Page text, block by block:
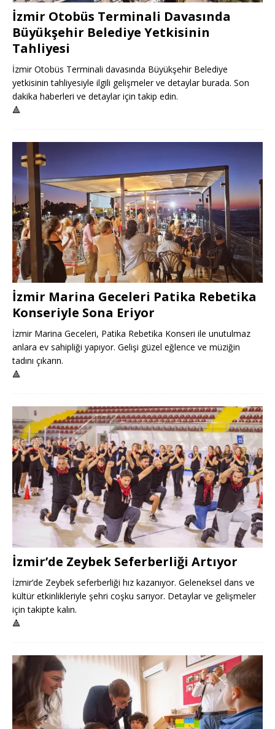
İzmir Otobüs Terminali Davasında
Büyükşehir Belediye Yetkisinin
Tahliyesi
İzmir Otobüs Terminali davasında Büyükşehir Belediye
yetkisinin tahliyesiyle ilgili gelişmeler ve detaylar burada. Son
dakika haberleri ve detaylar için takip edin.
🔺
İzmir Marina Geceleri Patika Rebetika
Konseriyle Sona Eriyor
İzmir Marina Geceleri, Patika Rebetika Konseri ile unutulmaz
anlara ev sahipliği yapıyor. Gelişi güzel eğlence ve müziğin
tadını çıkarın.
🔺
İzmir’de Zeybek Seferberliği Artıyor
İzmir’de Zeybek seferberliği hız kazanıyor. Geleneksel dans ve
kültür etkinlikleriyle şehri coşku sarıyor. Detaylar ve gelişmeler
için takipte kalın.
🔺